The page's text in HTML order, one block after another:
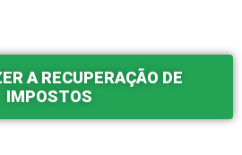
A RECUPERAÇÃO DE
IMPOSTOS